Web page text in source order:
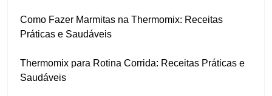
Como Fazer Marmitas na Thermomix: Receitas
Práticas e Saudáveis
Thermomix para Rotina Corrida: Receitas Práticas e
Saudáveis